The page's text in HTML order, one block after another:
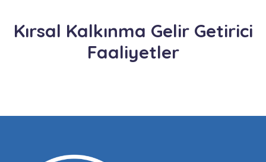
Kırsal Kalkınma Gelir Getirici
Faaliyetler